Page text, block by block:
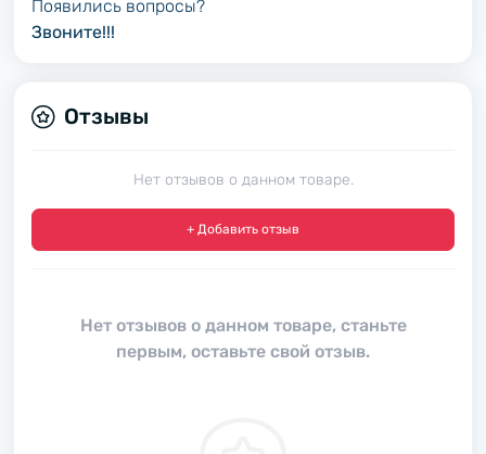
Появились вопросы?
Звоните!!!
Отзывы
Нет отзывов о данном товаре.
+ Добавить отзыв
Нет отзывов о данном товаре, станьте
первым, оставьте свой отзыв.